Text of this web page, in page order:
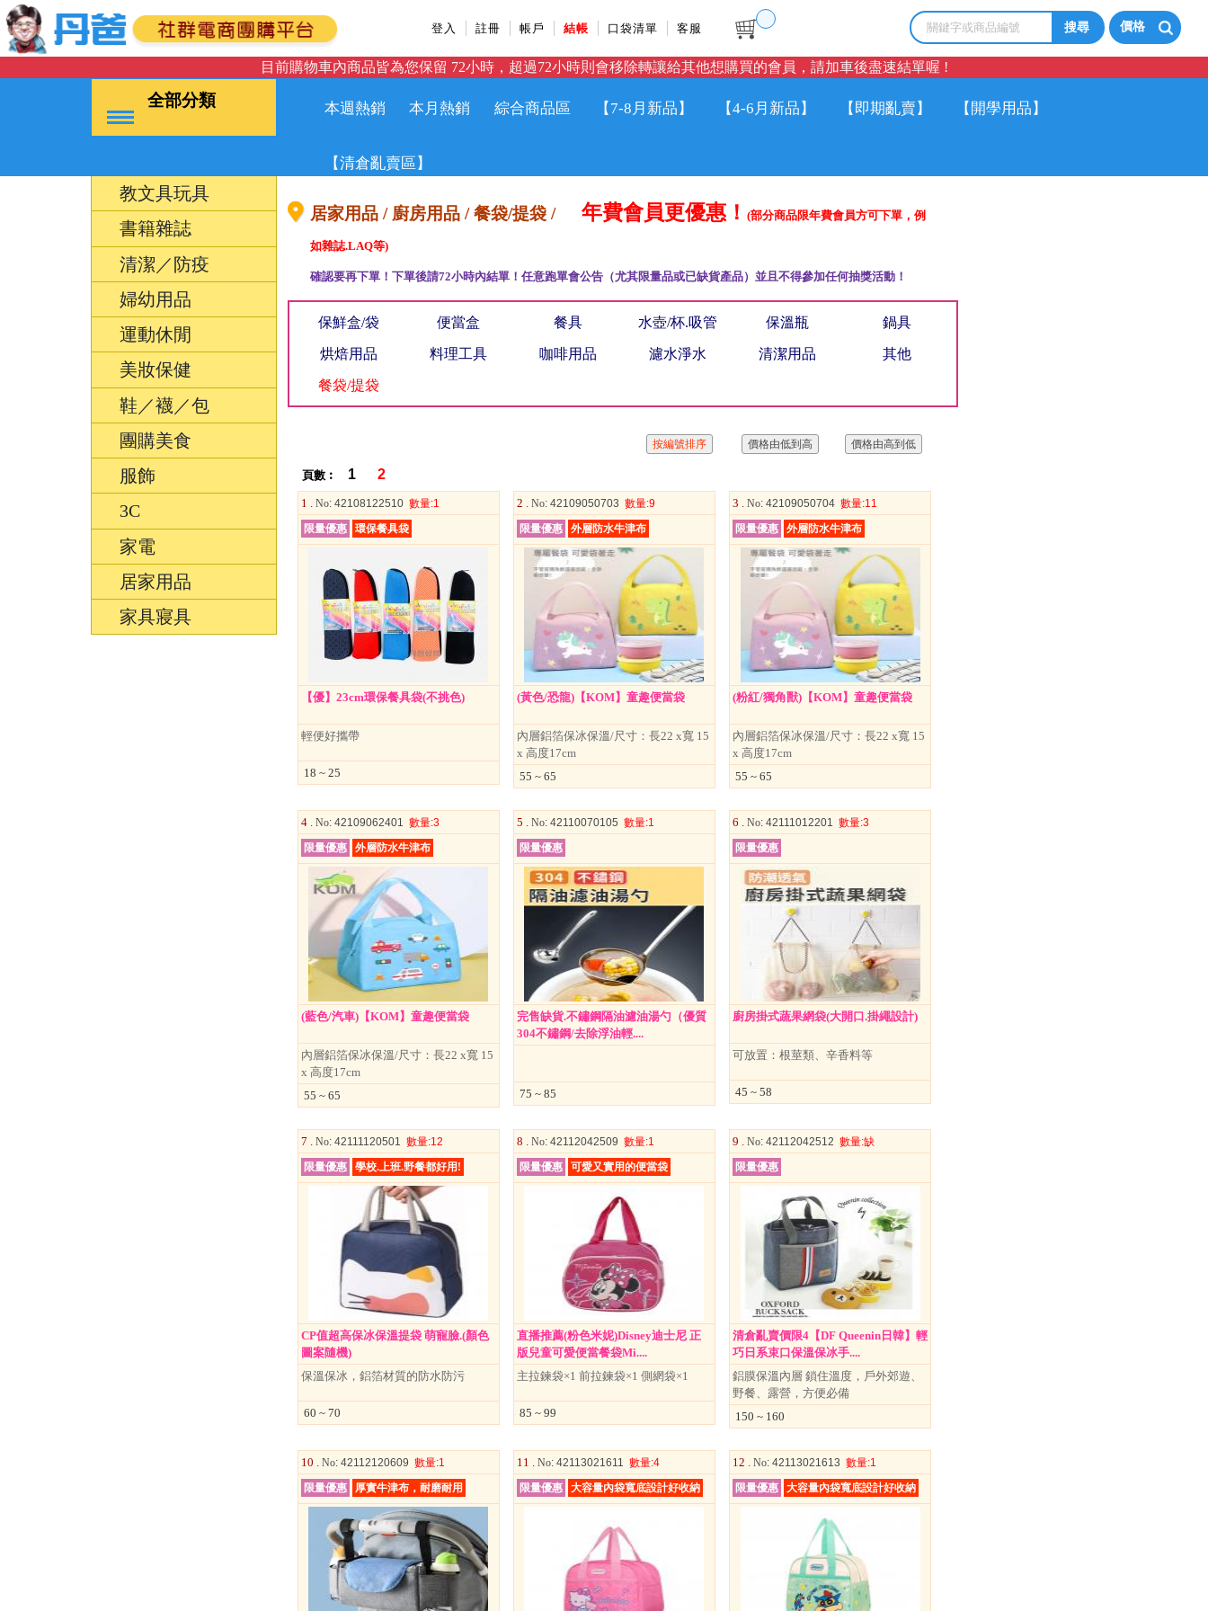
登入 註冊 帳戶 結帳 口袋清單 客服 價格
目前購物車內商品皆為您保留 72小時，超過72小時則會移除轉讓給其他想購買的會員，請加車後盡速結單喔 !
全部分類 本週熱銷 本月熱銷 綜合商品區 【7-8月新品】 【4-6月新品】 【即期亂賣】 【開學用品】
【清倉亂賣區】
教文具玩具
書籍雜誌
清潔／防疫
婦幼用品
運動休閒
美妝保健
鞋／襪／包
團購美食
服飾
3C
家電
居家用品
家具寢具
居家用品 / 廚房用品 / 餐袋/提袋 / 年費會員更優惠！ (部分商品限年費會員方可下單，例
如雜誌.LAQ等)
確認要再下單！下單後請72小時內結單！任意跑單會公告（尤其限量品或已缺貨產品）並且不得參加任何抽獎活動！
保鮮盒/袋 便當盒 餐具 水壺/杯.吸管 保溫瓶 鍋具
烘焙用品 料理工具 咖啡用品 濾水淨水 清潔用品 其他
餐袋/提袋
頁數︰ 1 2
1 .No: 42108122510 數量:1
限量優惠
環保餐具袋
【優】23cm環保餐具袋(不挑色)
輕便好攜帶
18 ~ 25
2 .No: 42109050703 數量:9
限量優惠
外層防水牛津布
(黃色/恐龍)【KOM】童趣便當袋
內層鋁箔保冰保溫/尺寸：長22 x寬 15
x 高度17cm
55 ~ 65
3 . No: 42109050704 數量:11
限量優惠
外層防水牛津布
(粉紅/獨角獸)【KOM】童趣便當袋
內層鋁箔保冰保溫/尺寸：長22 x寬 15
x 高度17cm
55 ~ 65
4 .No: 42109062401 數量:3
限量優惠
外層防水牛津布
(藍色/汽車)【KOM】童趣便當袋
內層鋁箔保冰保溫/尺寸：長22 x寬 15
x 高度17cm
55 ~ 65
5 .No: 42110070105 數量:1
限量優惠
完售缺貨.不鏽鋼隔油濾油湯勺（優質
304不鏽鋼/去除浮油輕....
75 ~ 85
6 . No: 42111012201 數量:3
限量優惠
廚房掛式蔬果網袋(大開口.掛繩設計)
可放置：根莖類、辛香料等
45 ~ 58
7 .No: 42111120501 數量:12
限量優惠
學校.上班.野餐都好用!
CP值超高保冰保溫提袋 萌寵臉.(顏色
圖案隨機)
保溫保冰，鋁箔材質的防水防污
60 ~ 70
8 .No: 42112042509 數量:1
限量優惠
可愛又實用的便當袋
直播推薦(粉色米妮)Disney迪士尼 正
版兒童可愛便當餐袋Mi....
主拉鍊袋×1 前拉鍊袋×1 側網袋×1
85 ~ 99
9 . No: 42112042512 數量:缺
限量優惠
清倉亂賣價限4【DF Queenin日韓】輕
巧日系束口保溫保冰手....
鋁膜保溫內層 鎖住溫度，戶外郊遊、
野餐、露營，方便必備
150 ~ 160
10 .No: 42112120609 數量:1
限量優惠
厚實牛津布，耐磨耐用
11 .No: 42113021611 數量:4
限量優惠
大容量內袋寬底設計好收納
12 . No: 42113021613 數量:1
限量優惠
大容量內袋寬底設計好收納